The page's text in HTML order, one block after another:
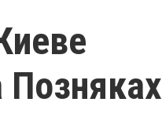
Позняках